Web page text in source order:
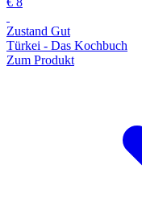
Zustand Gut
Türkei - Das Kochbuch
Zum Produkt